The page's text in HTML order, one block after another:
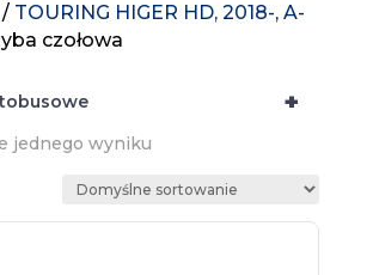
TOURING HIGER HD, 2018-, A-
czołowa
+
jednego wyniku